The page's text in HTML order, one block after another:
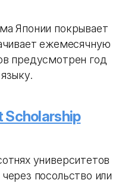
Японии покрывает
ежемесячную
предусмотрен год
Scholarship
университетов
посольство или